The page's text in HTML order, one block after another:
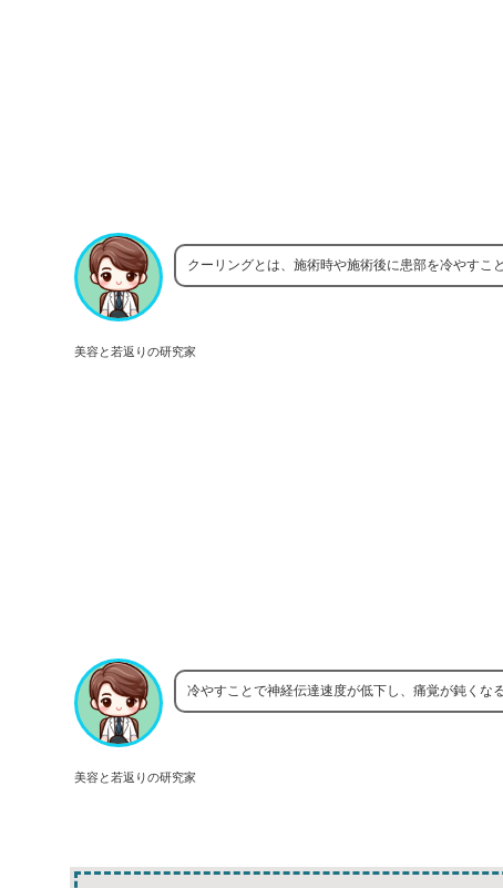
美容と若返りの研究家
クーリングとは、施術時や施術後に患部を冷やすこ
美容と若返りの研究家
冷やすことで神経伝達速度が低下し、痛覚が鈍くな